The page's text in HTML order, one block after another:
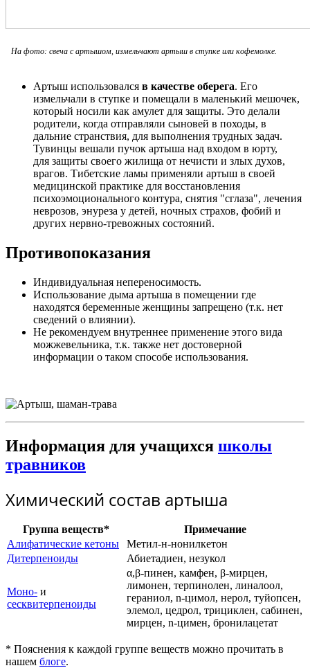
На фото: свеча с артышом, измельчают артыш в ступке или кофемолке.
Артыш использовался в качестве оберега. Его
измельчали в ступке и помещали в маленький мешочек,
который носили как амулет для защиты. Это делали
родители, когда отправляли сыновей в походы, в
дальние странствия, для выполнения трудных задач.
Тувинцы вешали пучок артыша над входом в юрту,
для защиты своего жилища от нечисти и злых духов,
врагов. Тибетские ламы применяли артыш в своей
медицинской практике для восстановления
психоэмоционального контура, снятия "сглаза", лечения
неврозов, энуреза у детей, ночных страхов, фобий и
других нервно-тревожных состояний.
Противопоказания
Индивидуальная непереносимость.
Использование дыма артыша в помещении где
находятся беременные женщины запрещено (т.к. нет
сведений о влиянии).
Не рекомендуем внутреннее применение этого вида
можжевельника, т.к. также нет достоверной
информации о таком способе использования.
Информация для учащихся школы
травников
Химический состав артыша
Группа веществ*
Примечание
Алифатические кетоны
Метил-н-нонилкетон
Дитерпеноиды
Абиетадиен, незукол
Моно- и
сесквитерпеноиды
α,β-пинен, камфен, β-мирцен,
лимонен, терпинолен, линалоол,
гераниол, n-цимол, нерол, туйопсен,
элемол, цедрол, трициклен, сабинен,
мирцен, n-цимен, бронилацетат
* Пояснения к каждой группе веществ можно прочитать в
нашем блоге.